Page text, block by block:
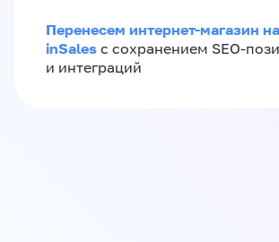
Перенесем интернет-магазин
inSales с сохранением SEO-
и интеграций